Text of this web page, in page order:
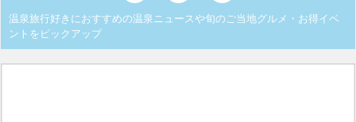
温泉旅行好きにおすすめの温泉ニュースや旬のご当地グルメ・お得イベ
ントをピックアップ